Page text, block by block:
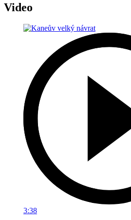
Video
3:38